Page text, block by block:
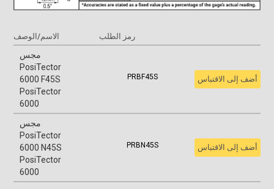
الاسم/الوصف رمز الطلب
مجس
PosiTector
6000 F45S
PosiTector
6000
PRBF45S أضف إلى الاقتباس
مجس
PosiTector
6000 N45S
PosiTector
6000
PRBN45S أضف إلى الاقتباس